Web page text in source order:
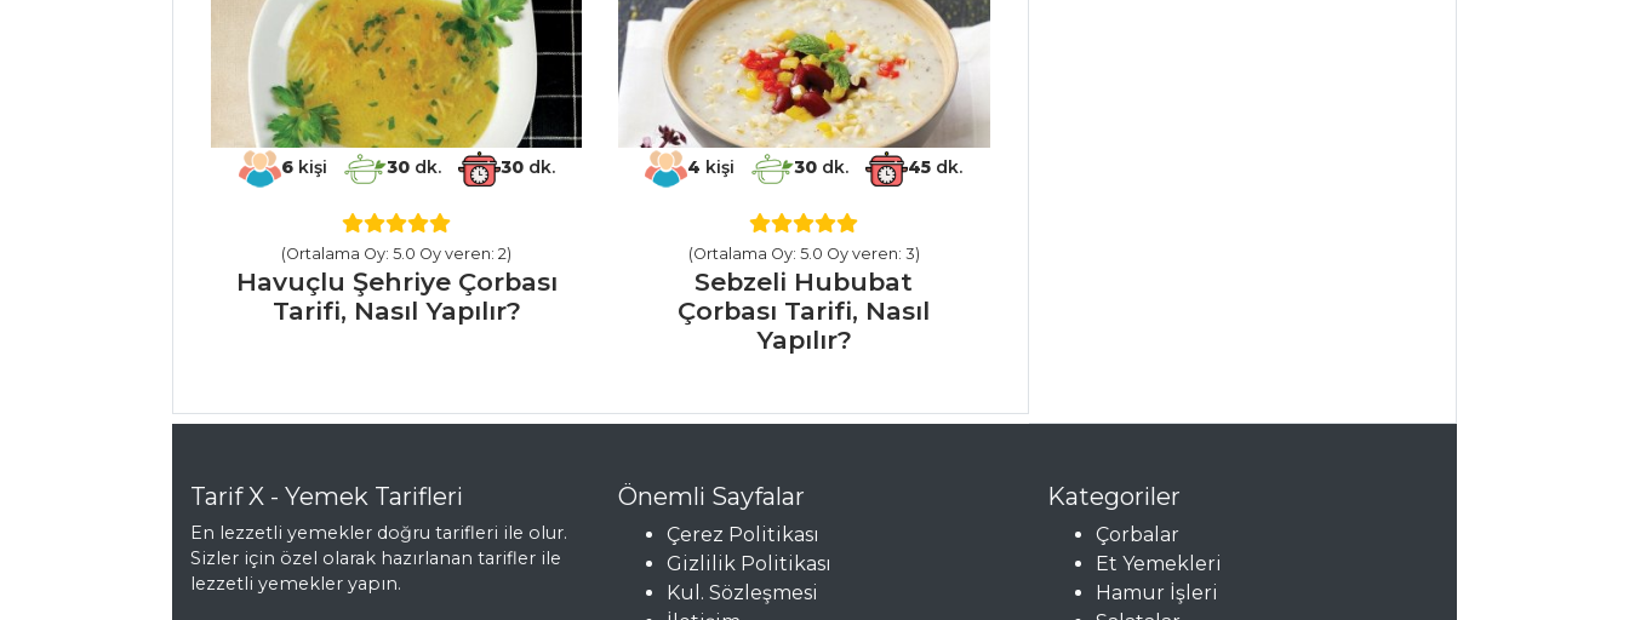
MEZELER VE
Püresi Tarifi, Nasıl
Biber Soslu
6kişi 30dk. 30dk.
(Ortalama Oy: 5.0 Oy veren: 2)
Havuçlu Şehriye Çorbası
Tarifi, Nasıl Yapılır?
4 kişi 30 dk. 45 dk.
(Ortalama Oy: 5.0 Oy veren: 3)
Sebzeli Hububat
Çorbası Tarifi, Nasıl
Yapılır?
Tarif X - Yemek Tarifleri
En lezzetli yemekler doğru tarifleri ile olur.
Sizler için özel olarak hazırlanan tarifler ile
lezzetli yemekler yapın.
Önemli Sayfalar
Çerez Politikası
Gizlilik Politikası
Kul. Sözleşmesi
Kategoriler
Çorbalar
Et Yemekleri
Hamur İşleri